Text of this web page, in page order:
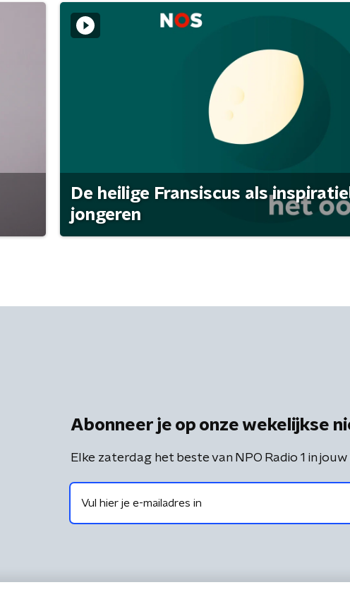
De heilige Fransiscus als
jongeren
Abonneer je op onze wekelijkse
Elke zaterdag het beste van NPO Radio 1 in